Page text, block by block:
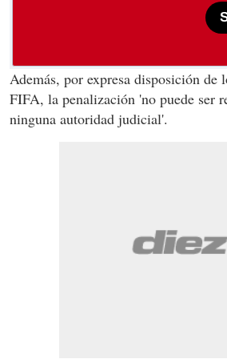
Además, por expresa disposición de
FIFA, la penalización 'no puede ser
ninguna autoridad judicial'.